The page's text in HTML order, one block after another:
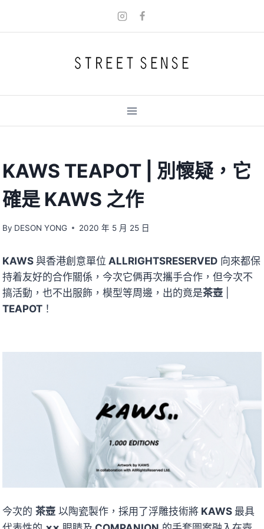
KAWS TEAPOT | 別懷疑，它
確是 KAWS 之作
By DESON YONG 2020 年 5 月 25 日
KAWS 與香港創意單位 ALLRIGHTSRESERVED 向來都保
持着友好的合作關係，今次它俩再次攜手合作，但今次不
搞活動，也不出服飾，模型等周邊，出的竟是茶壺
TEAPOT ！
今次的 茶壺 以陶瓷製作，採用了浮雕技術將 KAWS 最具